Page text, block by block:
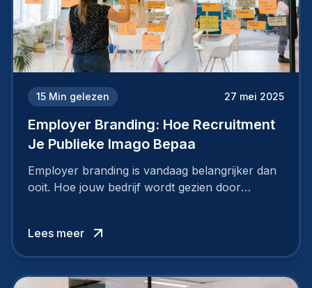
15 Min gelezen 27 mei 2025
Employer Branding: Hoe Recruitment
Je Publieke Imago Bepaa
Employer branding is vandaag belangrijker dan
ooit. Hoe jouw bedrijf wordt gezien door
Lees meer